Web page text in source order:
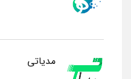
مدیاتی